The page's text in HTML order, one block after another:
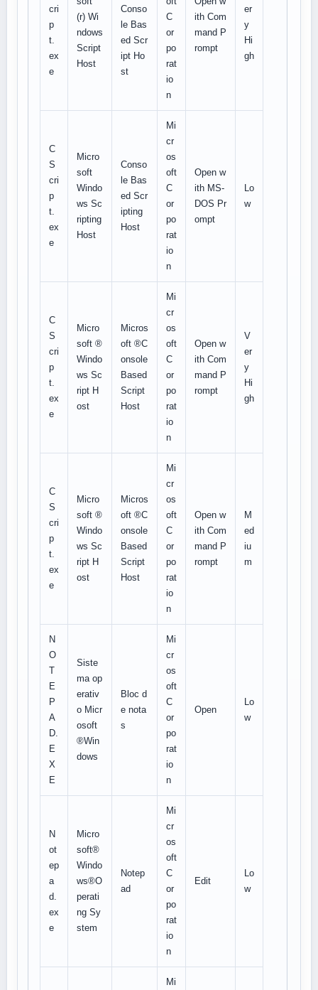
cri
p
t.
ex
e
(r) Wi
ndows
Script
Host
Conso
le Bas
ed Scr
ipt Ho
st
C
or
po
rat
io
n
ith Com
mand P
rompt
er
y
Hi
gh
C
S
cri
p
t.
ex
e
Micro
soft
Windo
ws Sc
ripting
Host
Conso
le Bas
ed Scr
ipting
Host
Mi
cr
os
oft
C
or
po
rat
io
n
Open w
ith MS-
DOS Pr
ompt
Lo
w
C
S
cri
p
t.
ex
e
Micro
soft ®
Windo
ws Sc
ript H
ost
Micros
oft ®C
onsole
Based
Script
Host
Mi
cr
os
oft
C
or
po
rat
io
n
Open w
ith Com
mand P
rompt
V
er
y
Hi
gh
C
S
cri
p
t.
ex
e
Micro
soft ®
Windo
ws Sc
ript H
ost
Micros
oft ®C
onsole
Based
Script
Host
Mi
cr
os
oft
C
or
po
rat
io
n
Open w
ith Com
mand P
rompt
M
ed
iu
m
N
O
T
E
P
A
D.
E
X
E
Siste
ma op
erativ
o Micr
osoft
®Win
dows
Bloc d
e nota
s
Mi
cr
os
oft
C
or
po
rat
io
n
Open
Lo
w
N
ot
ep
a
d.
ex
e
Micro
soft®
Windo
ws®O
perati
ng Sy
stem
Notep
ad
Mi
cr
os
oft
C
or
po
rat
io
n
Edit
Lo
w
Mi